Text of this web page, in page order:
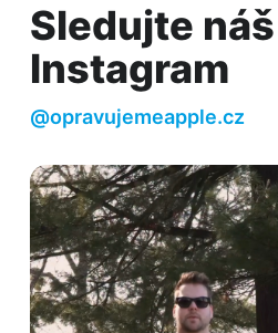
Sledujte náš
Instagram
@opravujemeapple.cz